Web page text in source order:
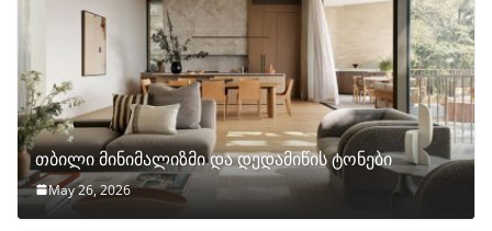
თბილი მინიმალიზმი და დედამიწის ტონები
May 26, 2026